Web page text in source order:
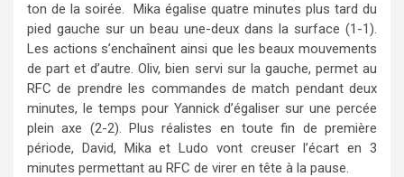
ton de la soirée. Mika égalise quatre minutes plus tard du
pied gauche sur un beau une-deux dans la surface (1-1).
Les actions s’enchaînent ainsi que les beaux mouvements
de part et d’autre. Oliv, bien servi sur la gauche, permet au
RFC de prendre les commandes de match pendant deux
minutes, le temps pour Yannick d’égaliser sur une percée
plein axe (2-2). Plus réalistes en toute fin de première
période, David, Mika et Ludo vont creuser l’écart en 3
minutes permettant au RFC de virer en tête à la pause.